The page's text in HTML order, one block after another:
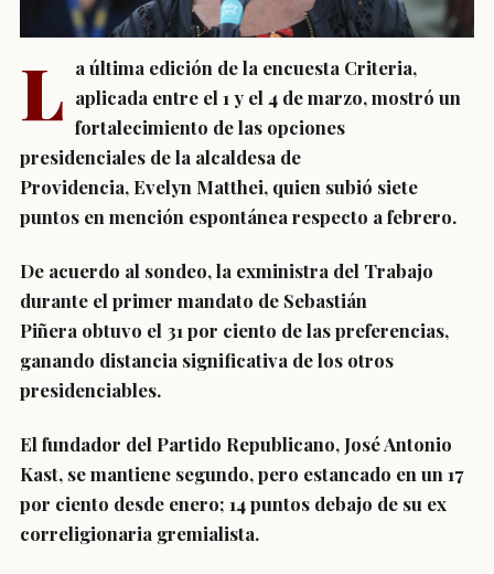
L a última edición de la encuesta Criteria,
aplicada entre el 1 y el 4 de marzo, mostró un
fortalecimiento de las opciones
presidenciales de la alcaldesa de
Providencia, Evelyn Matthei, quien subió siete
puntos en mención espontánea respecto a febrero.
De acuerdo al sondeo, la exministra del Trabajo
durante el primer mandato de Sebastián
Piñera obtuvo el 31 por ciento de las preferencias,
ganando distancia significativa de los otros
presidenciables.
El fundador del Partido Republicano, José Antonio
Kast, se mantiene segundo, pero estancado en un 17
por ciento desde enero; 14 puntos debajo de su ex
correligionaria gremialista.